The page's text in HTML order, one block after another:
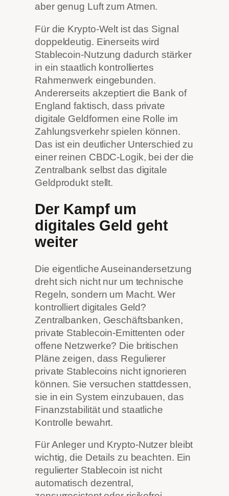
aber genug Luft zum Atmen.
Für die Krypto-Welt ist das Signal
doppeldeutig. Einerseits wird
Stablecoin-Nutzung dadurch stärker
in ein staatlich kontrolliertes
Rahmenwerk eingebunden.
Andererseits akzeptiert die Bank of
England faktisch, dass private
digitale Geldformen eine Rolle im
Zahlungsverkehr spielen können.
Das ist ein deutlicher Unterschied zu
einer reinen CBDC-Logik, bei der die
Zentralbank selbst das digitale
Geldprodukt stellt.
Der Kampf um
digitales Geld geht
weiter
Die eigentliche Auseinandersetzung
dreht sich nicht nur um technische
Regeln, sondern um Macht. Wer
kontrolliert digitales Geld?
Zentralbanken, Geschäftsbanken,
private Stablecoin-Emittenten oder
offene Netzwerke? Die britischen
Pläne zeigen, dass Regulierer
private Stablecoins nicht ignorieren
können. Sie versuchen stattdessen,
sie in ein System einzubauen, das
Finanzstabilität und staatliche
Kontrolle bewahrt.
Für Anleger und Krypto-Nutzer bleibt
wichtig, die Details zu beachten. Ein
regulierter Stablecoin ist nicht
automatisch dezentral,